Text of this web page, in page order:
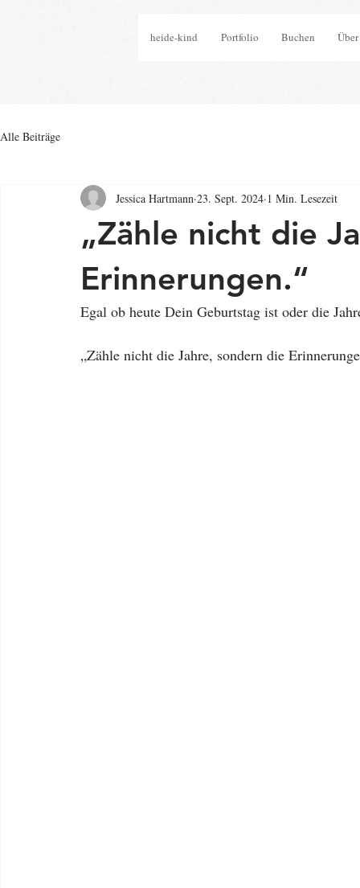
heide-kind Portfolio Buchen
Alle Beiträge
„Zähle nicht die
Erinnerungen.“
Jessica Hartmann 23. Sept. 2024 1 Min. Lesezeit
Egal ob heute Dein Geburtstag ist oder die
„Zähle nicht die Jahre, sondern die